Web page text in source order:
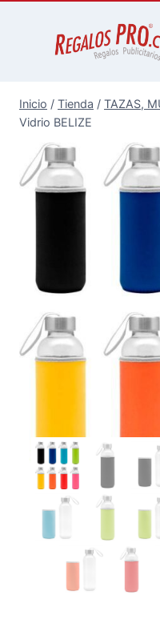
Inicio / Tienda / TAZAS,
Vidrio BELIZE